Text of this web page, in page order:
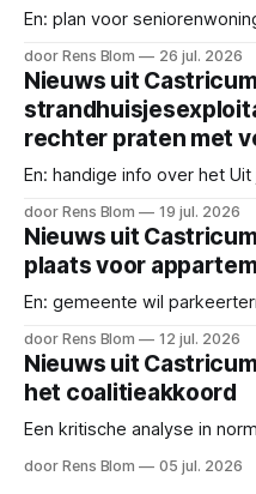
En: plan voor
door Rens Blom 26 jul. 2026
Nieuws uit
rechter praten met
En: handige info over het
door Rens Blom 19 jul. 2026
Nieuws uit
plaats voor
En: gemeente wil
door Rens Blom 12 jul. 2026
Nieuws uit
het coalitieakkoord
Een kritische analyse in
door Rens Blom 05 jul. 2026